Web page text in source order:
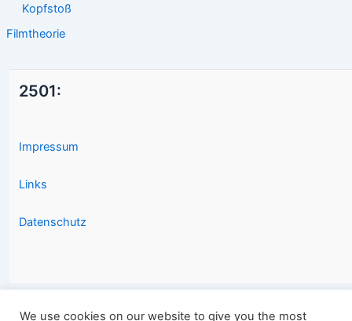
Kopfstoß
Filmtheorie
2501:
Impressum
Links
Datenschutz
We use cookies on our website to give you the most